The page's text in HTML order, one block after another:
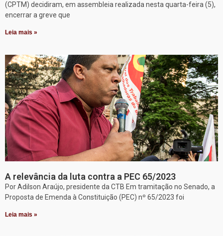
(CPTM) decidiram, em assembleia realizada nesta quarta-feira (5),
encerrar a greve que
Leia mais »
A relevância da luta contra a PEC 65/2023
Por Adilson Araújo, presidente da CTB Em tramitação no Senado, a
Proposta de Emenda à Constituição (PEC) nº 65/2023 foi
Leia mais »